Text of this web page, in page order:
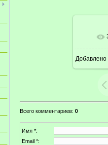
Добавлено
Всего комментариев: 0
Имя *:
Email *: